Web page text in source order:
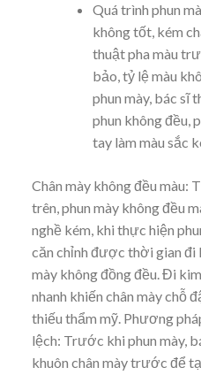
Quá trình phun
không tốt, kém
thuật pha màu
bảo, tỷ lệ màu
phun mày, bác sĩ
phun không đều,
tay làm màu sắc
Chân mày không đều
trên, phun mày không đều
nghề kém, khi thực hiện
căn chỉnh được thời gian đi
mày không đồng đều. Đi
nhanh khiến chân mày chỗ
thiếu thẩm mỹ. Phương
lệch: Trước khi phun mày,
khuôn chân mày trước để